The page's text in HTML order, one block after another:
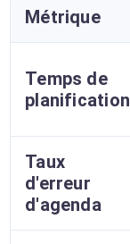
Métrique
Temps de
planification
Taux
d'erreur
d'agenda